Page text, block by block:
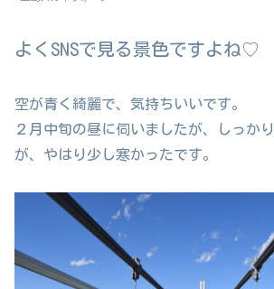
よくSNSで見る景色ですよね♡
空が青く綺麗で、気持ちいいです。
２月中旬の昼に伺いましたが、しっか
が、やはり少し寒かったです。